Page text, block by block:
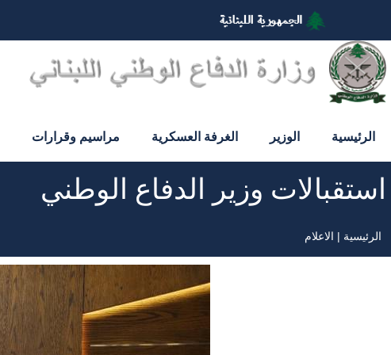
المحتوى
الرئيسي
الرئيسية الوزير الغرفة العسكرية مراسيم وقرارات
استقبالات وزير الدفاع الوطني
مسار
الرئيسية الاعلام